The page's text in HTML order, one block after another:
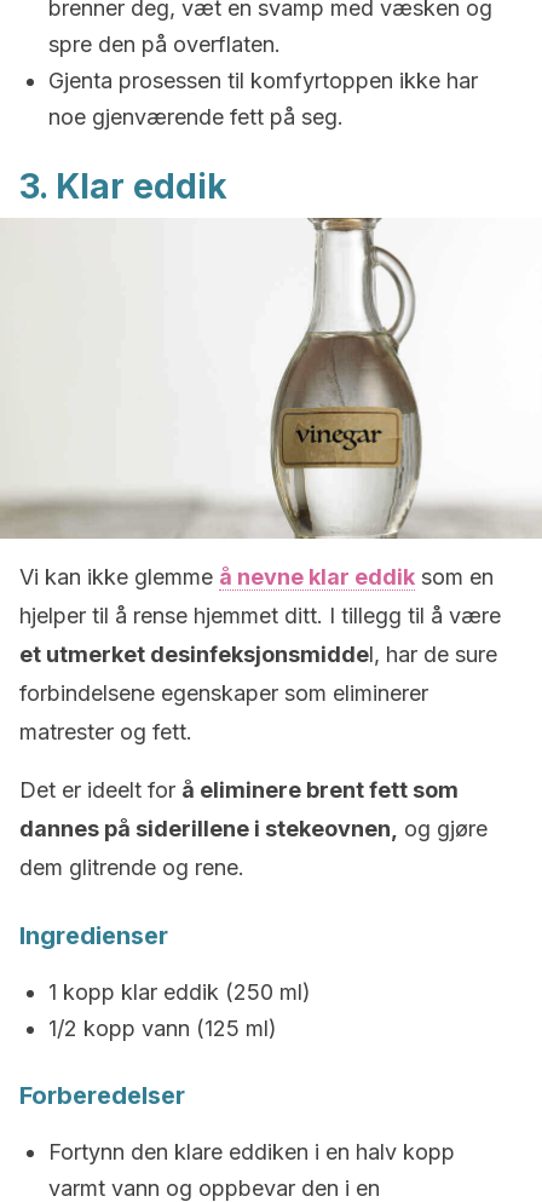
brenner deg, væt en svamp med væsken og
spre den på overflaten.
Gjenta prosessen til komfyrtoppen ikke har
noe gjenværende fett på seg.
3. Klar eddik
Vi kan ikke glemme å nevne klar eddik som en
hjelper til å rense hjemmet ditt. I tillegg til å være
et utmerket desinfeksjonsmiddel, har de sure
forbindelsene egenskaper som eliminerer
matrester og fett.
Det er ideelt for å eliminere brent fett som
dannes på siderillene i stekeovnen,
og gjøre
dem glitrende og rene.
Ingredienser
1 kopp klar eddik (250 ml)
1/2 kopp vann (125 ml)
Forberedelser
Fortynn den klare eddiken i en halv kopp
varmt vann og oppbevar den i en